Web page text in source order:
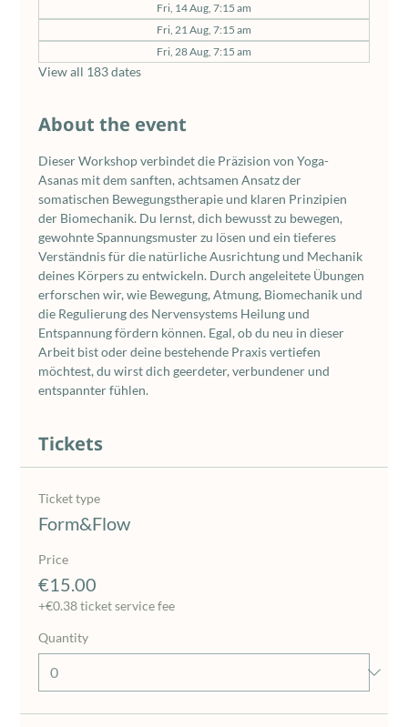
Fri, 14 Aug, 7:15 am
Fri, 21 Aug, 7:15 am
Fri, 28 Aug, 7:15 am
View all 183 dates
About the event
Dieser Workshop verbindet die Präzision von Yoga-
Asanas mit dem sanften, achtsamen Ansatz der
somatischen Bewegungstherapie und klaren Prinzipien
der Biomechanik. Du lernst, dich bewusst zu bewegen,
gewohnte Spannungsmuster zu lösen und ein tieferes
Verständnis für die natürliche Ausrichtung und Mechanik
deines Körpers zu entwickeln. Durch angeleitete Übungen
erforschen wir, wie Bewegung, Atmung, Biomechanik und
die Regulierung des Nervensystems Heilung und
Entspannung fördern können. Egal, ob du neu in dieser
Arbeit bist oder deine bestehende Praxis vertiefen
möchtest, du wirst dich geerdeter, verbundener und
entspannter fühlen.
Tickets
Ticket type
Form&Flow
Price
€15.00
+€0.38 ticket service fee
Quantity